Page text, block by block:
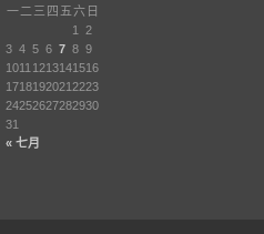
一 二 三 四 五六 日
« 七月
1
2
3 4 5 6 7 8 9
1011 1213141516
1718192021 2223
24252627282930
31